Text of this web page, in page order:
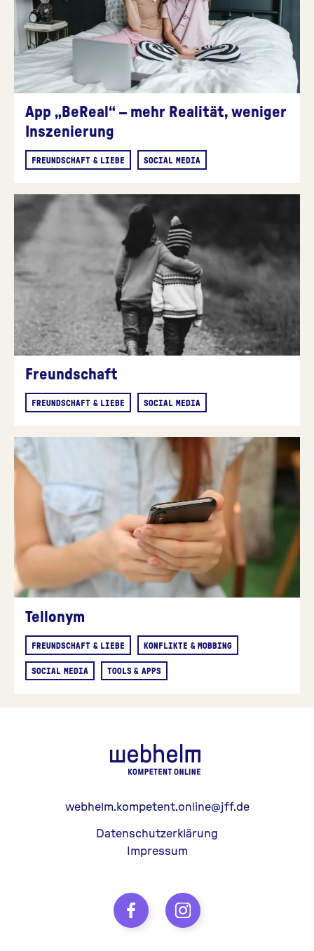
App „BeReal“ – mehr Realität, weniger
Inszenierung
FREUNDSCHAFT & LIEBE SOCIAL MEDIA
Freundschaft
FREUNDSCHAFT & LIEBE SOCIAL MEDIA
Tellonym
FREUNDSCHAFT & LIEBE KONFLIKTE & MOBBING
SOCIAL MEDIA TOOLS & APPS
webhelm.kompetent.online@jff.de
Datenschutzerklärung
Impressum